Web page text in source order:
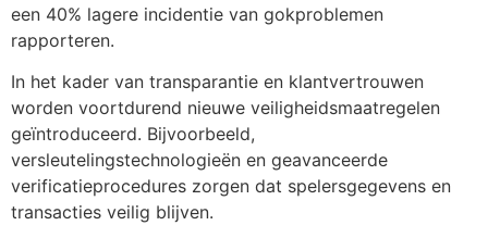
een 40% lagere incidentie van gokproblemen
rapporteren.
In het kader van transparantie en klantvertrouwen
worden voortdurend nieuwe veiligheidsmaatregelen
geïntroduceerd. Bijvoorbeeld,
versleutelingstechnologieën en geavanceerde
verificatieprocedures zorgen dat spelersgegevens en
transacties veilig blijven.